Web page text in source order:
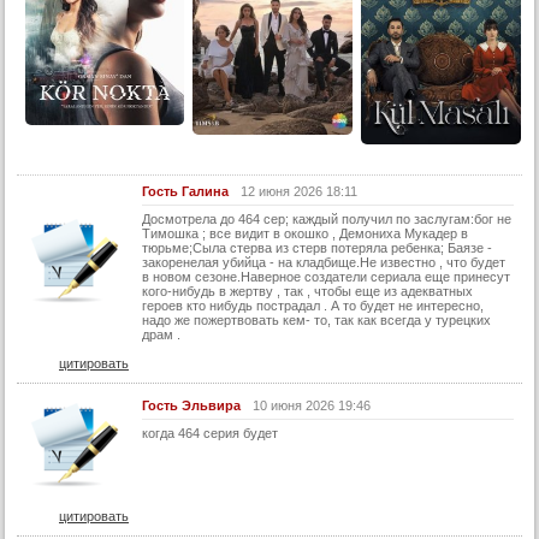
25 серия
26 серия
27 серия
28 серия
31 серия
32 серия
33 серия
35 серия
37 серия
38 серия
40 серия
Гость Галина
12 июня 2026 18:11
Досмотрела до 464 сер; каждый получил по заслугам:бог не
Тимошка ; все видит в окошко , Демониха Мукадер в
тюрьме;Сыла стерва из стерв потеряла ребенка; Баязе -
закоренелая убийца - на кладбище.Не известно , что будет
в новом сезоне.Наверное создатели сериала еще принесут
кого-нибудь в жертву , так , чтобы еще из адекватных
героев кто нибудь пострадал . А то будет не интересно,
надо же пожертвовать кем- то, так как всегда у турецких
драм .
цитировать
Гость Эльвира
10 июня 2026 19:46
когда 464 серия будет
цитировать